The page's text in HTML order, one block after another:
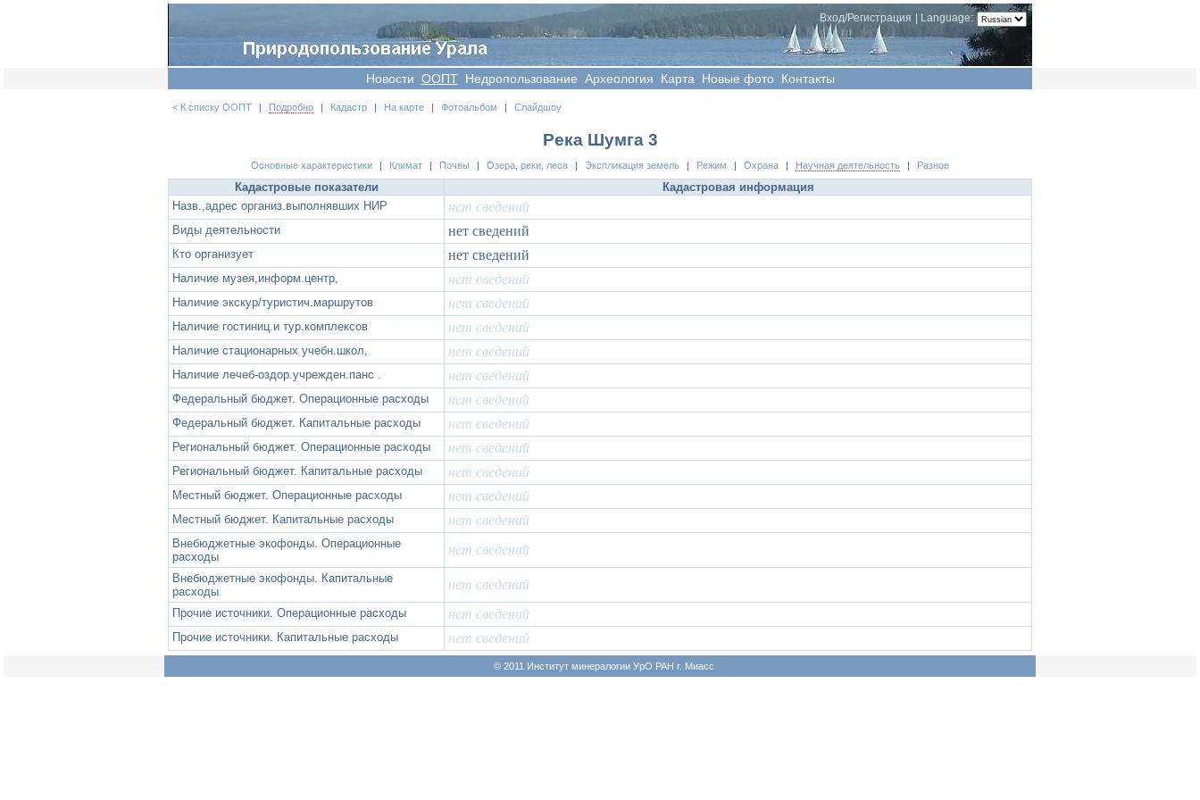
Language:
Вход/Регистрация
Новости OOПT Недропользование Археология Карта Новые фото Контакты
< К списку ООПТ | Подробно | Кадастр | На карте | Фотоальбом | Слайдшоу
Река Шумга 3
Основные характеристики Климат Почвы Озера, реки, леса Экспликация земель Режим Охрана Научная деятельность Разное
Кадастровые показатели
Кадастровая информация
Назв.,адрес организ.выполнявших НИР
нет сведений
Виды деятельности нет сведений
Кто организует нет сведений
Наличие музея,информ.центр, нет сведений
Наличие экскур/туристич.маршрутов нет сведений
Наличие гостиниц.и тур.комплексов нет сведений
Наличие стационарных учебн.школ, нет сведений
Наличие лечеб-оздор.учрежден.панс . нет сведений
Федеральный бюджет. Операционные расходы нет сведений
Федеральный бюджет. Капитальные расходы нет сведений
Региональный бюджет. Операционные расходы нет сведений
Региональный бюджет. Капитальные расходы нет сведений
Местный бюджет. Операционные расходы нет сведений
Местный бюджет. Капитальные расходы нет сведений
Внебюджетные экофонды. Операционные
расходы
нет сведений
Внебюджетные экофонды. Капитальные
расходы
нет сведений
Прочие источники. Операционные расходы нет сведений
Прочие источники. Капитальные расходы нет сведений
© 2011 Институт минералогии УрО РАН г. Миасс